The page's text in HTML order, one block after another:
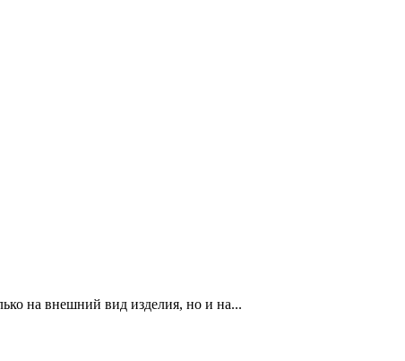
на внешний вид изделия, но и на...